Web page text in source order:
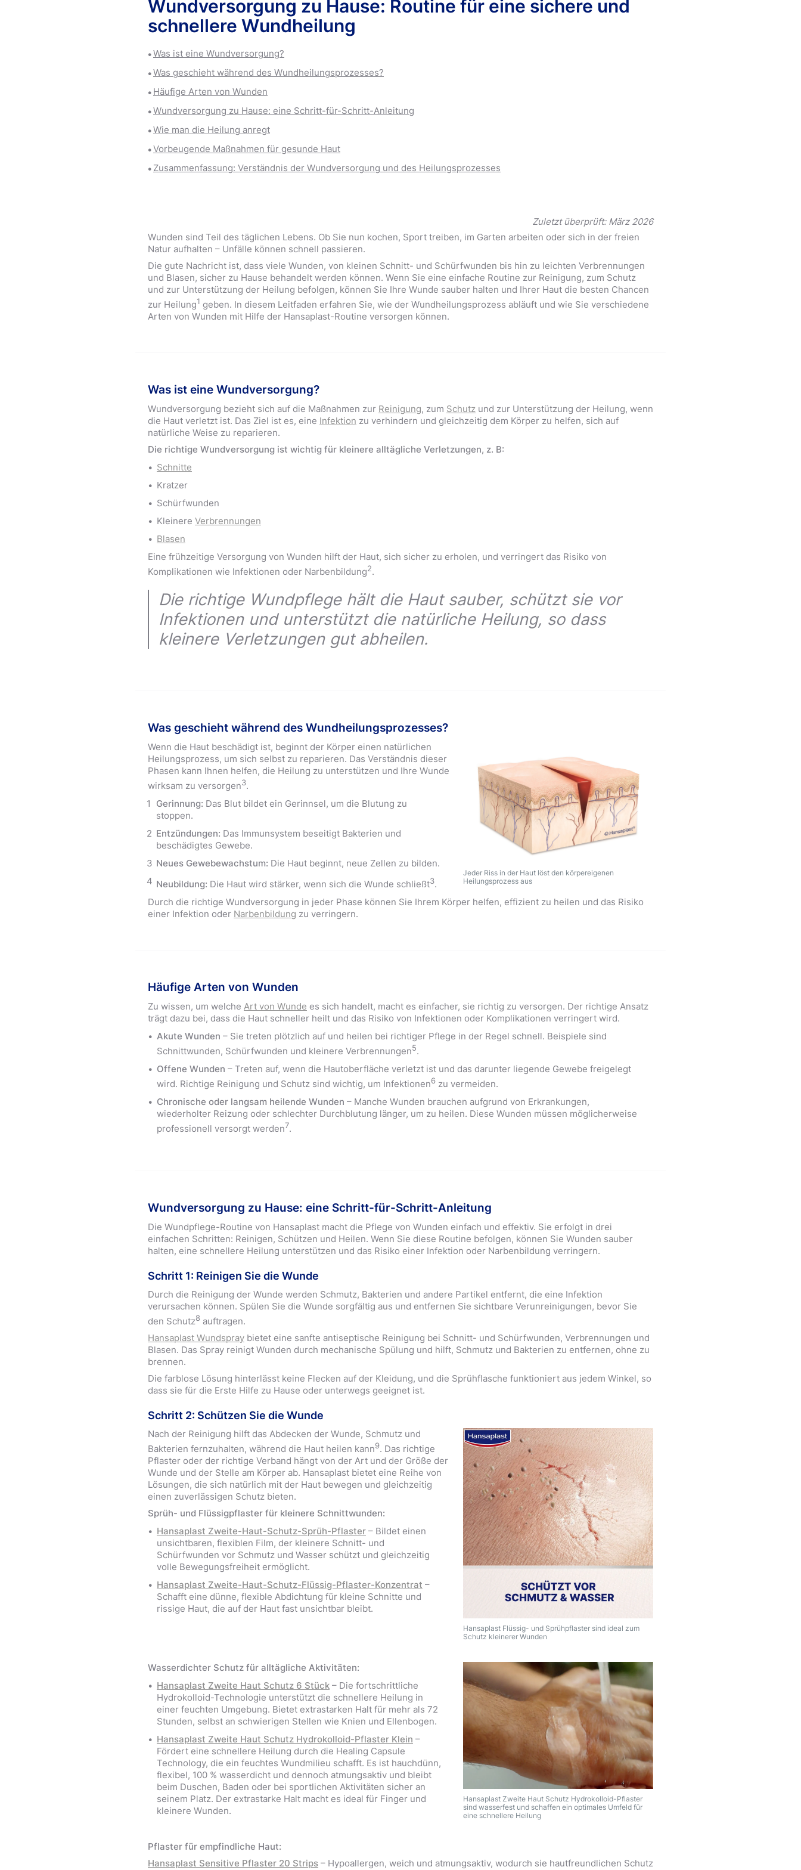
Sport & Bewegung Sonstiges
Wundversorgung zu Hause: Routine für eine sichere und
schnellere Wundheilung
Was ist eine Wundversorgung?
Was geschieht während des Wundheilungsprozesses?
Häufige Arten von Wunden
Wundversorgung zu Hause: eine Schritt-für-Schritt-Anleitung
Wie man die Heilung anregt
Vorbeugende Maßnahmen für gesunde Haut
Zusammenfassung: Verständnis der Wundversorgung und des Heilungsprozesses
Zuletzt überprüft: März 2026
Wunden sind Teil des täglichen Lebens. Ob Sie nun kochen, Sport treiben, im Garten arbeiten oder sich in der freien
Natur aufhalten – Unfälle können schnell passieren.
Die gute Nachricht ist, dass viele Wunden, von kleinen Schnitt- und Schürfwunden bis hin zu leichten Verbrennungen
und Blasen, sicher zu Hause behandelt werden können. Wenn Sie eine einfache Routine zur Reinigung, zum Schutz
und zur Unterstützung der Heilung befolgen, können Sie Ihre Wunde sauber halten und Ihrer Haut die besten Chancen
zur Heilung1 geben. In diesem Leitfaden erfahren Sie, wie der Wundheilungsprozess abläuft und wie Sie verschiedene
Arten von Wunden mit Hilfe der Hansaplast-Routine versorgen können.
Was ist eine Wundversorgung?
Wundversorgung bezieht sich auf die Maßnahmen zur Reinigung, zum Schutz und zur Unterstützung der Heilung, wenn
die Haut verletzt ist. Das Ziel ist es, eine Infektion zu verhindern und gleichzeitig dem Körper zu helfen, sich auf
natürliche Weise zu reparieren.
Die richtige Wundversorgung ist wichtig für kleinere alltägliche Verletzungen, z. B:
Schnitte
Kratzer
Schürfwunden
Kleinere Verbrennungen
Blasen
Eine frühzeitige Versorgung von Wunden hilft der Haut, sich sicher zu erholen, und verringert das Risiko von
Komplikationen wie Infektionen oder Narbenbildung2.
Die richtige Wundpflege hält die Haut sauber, schützt sie vor
Infektionen und unterstützt die natürliche Heilung, so dass
kleinere Verletzungen gut abheilen.
Was geschieht während des Wundheilungsprozesses?
Jeder Riss in der Haut löst den körpereigenen
Heilungsprozess aus
Wenn die Haut beschädigt ist, beginnt der Körper einen natürlichen
Heilungsprozess, um sich selbst zu reparieren. Das Verständnis dieser
Phasen kann Ihnen helfen, die Heilung zu unterstützen und Ihre Wunde
wirksam zu versorgen3.
Gerinnung: Das Blut bildet ein Gerinnsel, um die Blutung zu
stoppen.
Entzündungen: Das Immunsystem beseitigt Bakterien und
beschädigtes Gewebe.
Neues Gewebewachstum: Die Haut beginnt, neue Zellen zu bilden.
Neubildung: Die Haut wird stärker, wenn sich die Wunde schließt3.
Durch die richtige Wundversorgung in jeder Phase können Sie Ihrem Körper helfen, effizient zu heilen und das Risiko
einer Infektion oder Narbenbildung zu verringern.
Häufige Arten von Wunden
Zu wissen, um welche Art von Wunde es sich handelt, macht es einfacher, sie richtig zu versorgen. Der richtige Ansatz
trägt dazu bei, dass die Haut schneller heilt und das Risiko von Infektionen oder Komplikationen verringert wird.
Akute Wunden – Sie treten plötzlich auf und heilen bei richtiger Pflege in der Regel schnell. Beispiele sind
Schnittwunden, Schürfwunden und kleinere Verbrennungen5.
Offene Wunden – Treten auf, wenn die Hautoberfläche verletzt ist und das darunter liegende Gewebe freigelegt
wird. Richtige Reinigung und Schutz sind wichtig, um Infektionen6 zu vermeiden.
Chronische oder langsam heilende Wunden – Manche Wunden brauchen aufgrund von Erkrankungen,
wiederholter Reizung oder schlechter Durchblutung länger, um zu heilen. Diese Wunden müssen möglicherweise
professionell versorgt werden7.
Wundversorgung zu Hause: eine Schritt-für-Schritt-Anleitung
Die Wundpflege-Routine von Hansaplast macht die Pflege von Wunden einfach und effektiv. Sie erfolgt in drei
einfachen Schritten: Reinigen, Schützen und Heilen. Wenn Sie diese Routine befolgen, können Sie Wunden sauber
halten, eine schnellere Heilung unterstützen und das Risiko einer Infektion oder Narbenbildung verringern.
Schritt 1: Reinigen Sie die Wunde
Durch die Reinigung der Wunde werden Schmutz, Bakterien und andere Partikel entfernt, die eine Infektion
verursachen können. Spülen Sie die Wunde sorgfältig aus und entfernen Sie sichtbare Verunreinigungen, bevor Sie
den Schutz8 auftragen.
Hansaplast Wundspray bietet eine sanfte antiseptische Reinigung bei Schnitt- und Schürfwunden, Verbrennungen und
Blasen. Das Spray reinigt Wunden durch mechanische Spülung und hilft, Schmutz und Bakterien zu entfernen, ohne zu
brennen.
Die farblose Lösung hinterlässt keine Flecken auf der Kleidung, und die Sprühflasche funktioniert aus jedem Winkel, so
dass sie für die Erste Hilfe zu Hause oder unterwegs geeignet ist.
Schritt 2: Schützen Sie die Wunde
Hansaplast Flüssig- und Sprühpflaster sind ideal zum
Schutz kleinerer Wunden
Nach der Reinigung hilft das Abdecken der Wunde, Schmutz und
Bakterien fernzuhalten, während die Haut heilen kann9. Das richtige
Pflaster oder der richtige Verband hängt von der Art und der Größe der
Wunde und der Stelle am Körper ab. Hansaplast bietet eine Reihe von
Lösungen, die sich natürlich mit der Haut bewegen und gleichzeitig
einen zuverlässigen Schutz bieten.
Sprüh- und Flüssigpflaster für kleinere Schnittwunden:
Hansaplast Zweite-Haut-Schutz-Sprüh-Pflaster – Bildet einen
unsichtbaren, flexiblen Film, der kleinere Schnitt- und
Schürfwunden vor Schmutz und Wasser schützt und gleichzeitig
volle Bewegungsfreiheit ermöglicht.
Hansaplast Zweite-Haut-Schutz-Flüssig-Pflaster-Konzentrat –
Schafft eine dünne, flexible Abdichtung für kleine Schnitte und
rissige Haut, die auf der Haut fast unsichtbar bleibt.
Hansaplast Zweite Haut Schutz Hydrokolloid-Pflaster
sind wasserfest und schaffen ein optimales Umfeld für
eine schnellere Heilung
Wasserdichter Schutz für alltägliche Aktivitäten:
Hansaplast Zweite Haut Schutz 6 Stück – Die fortschrittliche
Hydrokolloid-Technologie unterstützt die schnellere Heilung in
einer feuchten Umgebung. Bietet extrastarken Halt für mehr als 72
Stunden, selbst an schwierigen Stellen wie Knien und Ellenbogen.
Hansaplast Zweite Haut Schutz Hydrokolloid-Pflaster Klein –
Fördert eine schnellere Heilung durch die Healing Capsule
Technology, die ein feuchtes Wundmilieu schafft. Es ist hauchdünn,
flexibel, 100 % wasserdicht und dennoch atmungsaktiv und bleibt
beim Duschen, Baden oder bei sportlichen Aktivitäten sicher an
seinem Platz. Der extrastarke Halt macht es ideal für Finger und
kleinere Wunden.
Pflaster für empfindliche Haut:
Hansaplast Sensitive Pflaster 20 Strips – Hypoallergen, weich und atmungsaktiv, wodurch sie hautfreundlichen Schutz